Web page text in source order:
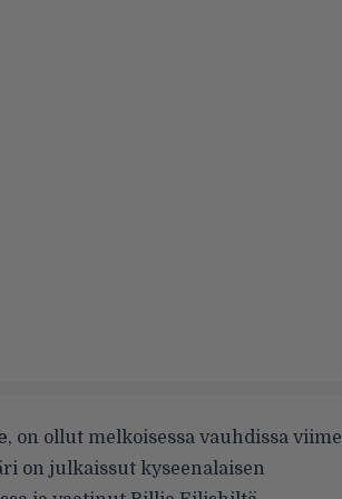
, on ollut melkoisessa vauhdissa viime
on julkaissut kyseenalaisen